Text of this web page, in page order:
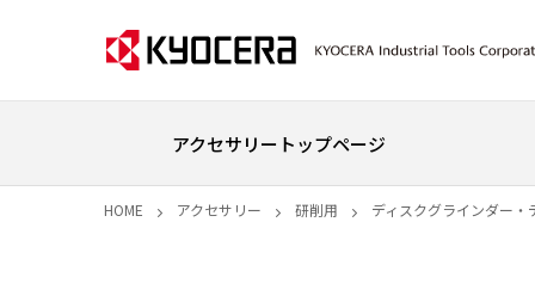
アクセサリートップページ
HOME アクセサリー 研削用 ディスクグラインダー